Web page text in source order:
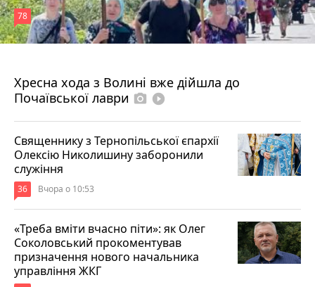
Хресна хода з Волині вже дійшла до
Почаївської лаври photo_camera play_circle_filled
78
Священнику з Тернопільської єпархії
Олексію Николишину заборонили
служіння
36 Вчора о 10:53
«Треба вміти вчасно піти»: як Олег
Соколовський прокоментував
призначення нового начальника
управління ЖКГ